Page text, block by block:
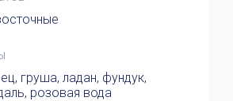
груша, ладан, фундук,
розовая вода